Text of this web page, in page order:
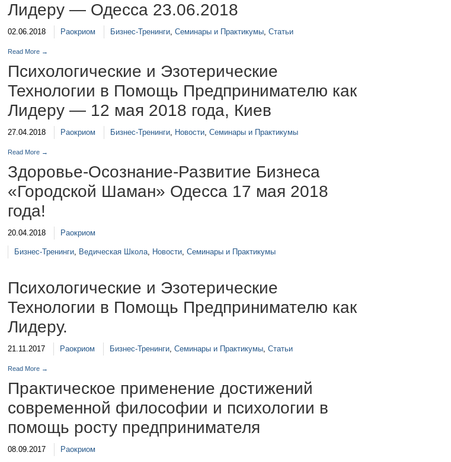
Лидеру — Одесса 23.06.2018
02.06.2018 Раокриом Бизнес-Тренинги,Семинары и Практикумы,Статьи
Read More →
Психологические и Эзотерические
Технологии в Помощь Предпринимателю как
Лидеру — 12 мая 2018 года, Киев
27.04.2018 Раокриом Бизнес-Тренинги, Новости,Семинары и Практикумы
Read More →
Здоровье-Осознание-Развитие Бизнеса
«Городской Шаман» Одесса 17 мая 2018
года!
20.04.2018 Раокриом
Бизнес-Тренинги, Ведическая Школа, Новости,Семинары и Практикумы
Психологические и Эзотерические
Технологии в Помощь Предпринимателю как
Лидеру.
21.11.2017 Раокриом Бизнес-Тренинги,Семинары и Практикумы,Статьи
Read More →
Практическое применение достижений
современной философии и психологии в
помощь росту предпринимателя
08.09.2017 Раокриом